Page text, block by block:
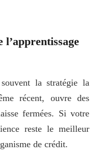
souvent la stratégie la
récent, ouvre des
fermées. Si votre
reste le meilleur
de crédit.